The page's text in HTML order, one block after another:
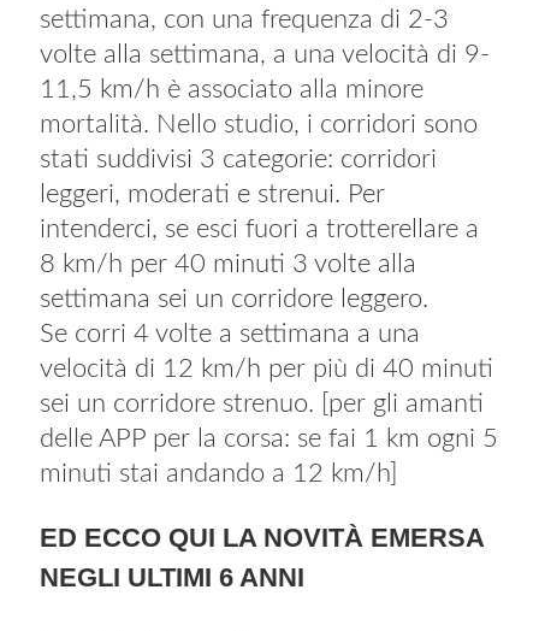
settimana, con una frequenza di 2-3
volte alla settimana, a una velocità di 9-
11,5 km/h è associato alla minore
mortalità. Nello studio, i corridori sono
stati suddivisi 3 categorie: corridori
leggeri, moderati e strenui. Per
intenderci, se esci fuori a trotterellare a
8 km/h per 40 minuti 3 volte alla
settimana sei un corridore leggero.
Se corri 4 volte a settimana a una
velocità di 12 km/h per più di 40 minuti
sei un corridore strenuo. [per gli amanti
delle APP per la corsa: se fai 1 km ogni 5
minuti stai andando a 12 km/h]
ED ECCO QUI LA NOVITÀ EMERSA
NEGLI ULTIMI 6 ANNI